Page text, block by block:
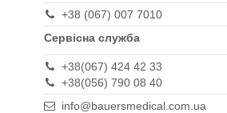
+38 (067) 007 7010
Сервісна служба
+38(067) 424 42 33
+38(056) 790 08 40
info@bauersmedical.com.ua